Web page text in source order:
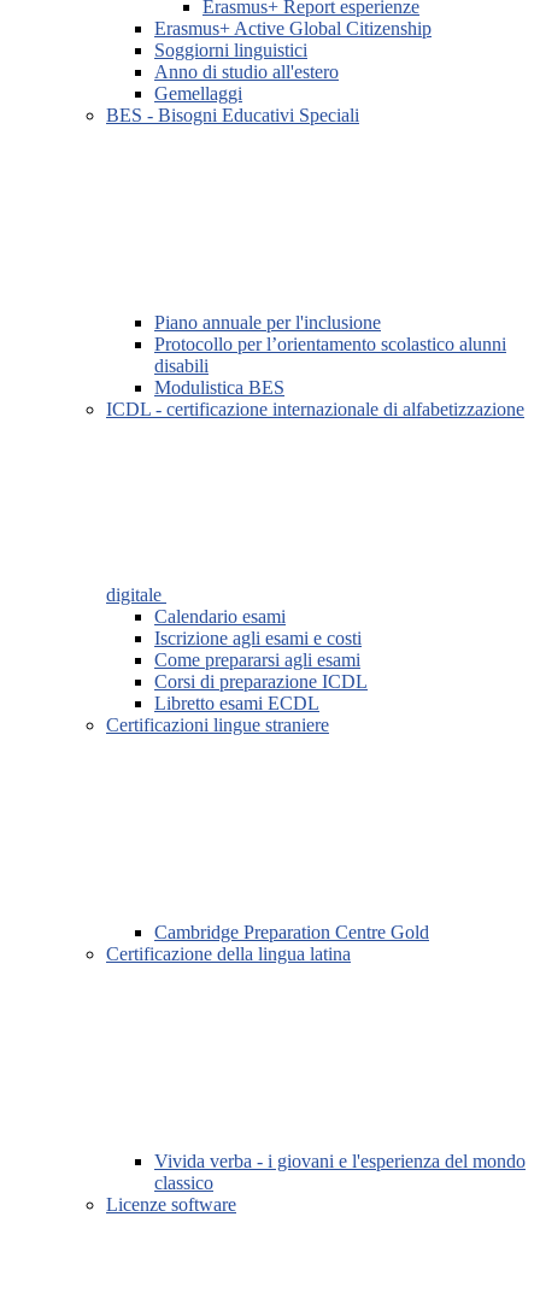
Erasmus+ Report esperienze
Erasmus+ Active Global Citizenship
Soggiorni linguistici
Anno di studio all'estero
Gemellaggi
BES - Bisogni Educativi Speciali
Piano annuale per l'inclusione
Protocollo per l’orientamento scolastico alunni
disabili
Modulistica BES
ICDL - certificazione internazionale di alfabetizzazione
digitale
Calendario esami
Iscrizione agli esami e costi
Come prepararsi agli esami
Corsi di preparazione ICDL
Libretto esami ECDL
Certificazioni lingue straniere
Cambridge Preparation Centre Gold
Certificazione della lingua latina
Vivida verba - i giovani e l'esperienza del mondo
classico
Licenze software